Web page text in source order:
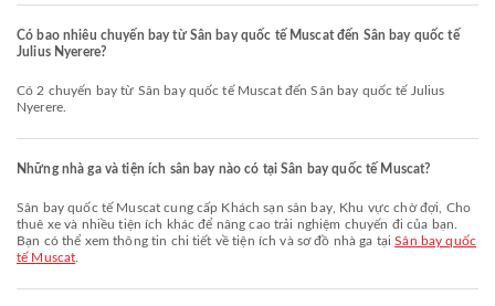
Có bao nhiêu chuyến bay từ Sân bay quốc tế Muscat đến Sân bay quốc tế
Julius Nyerere?
Có 2 chuyến bay từ Sân bay quốc tế Muscat đến Sân bay quốc tế Julius
Nyerere.
Những nhà ga và tiện ích sân bay nào có tại Sân bay quốc tế Muscat?
Sân bay quốc tế Muscat cung cấp Khách sạn sân bay, Khu vực chờ đợi, Cho
thuê xe và nhiều tiện ích khác để nâng cao trải nghiệm chuyến đi của bạn.
Bạn có thể xem thông tin chi tiết về tiện ích và sơ đồ nhà ga tạiSân bay quốc
tế Muscat